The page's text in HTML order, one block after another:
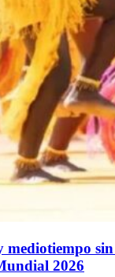
sin
2026